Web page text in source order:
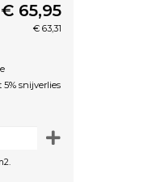
€ 65,95
€ 63,31
snijverlies